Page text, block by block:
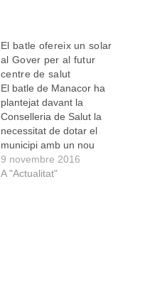
El batle ofereix un solar
al Gover per al futur
centre de salut
El batle de Manacor ha
plantejat davant la
Conselleria de Salut la
necessitat de dotar el
municipi amb un nou
centre de salut. Per això
Pedro Rosselló ha ofert al
9 novembre 2016
A "Actualitat"